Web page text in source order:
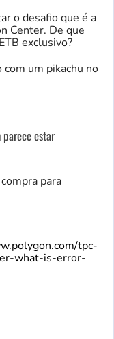
o desafio que é a
Center. De que
exclusivo?
estar
para
tpc-
what-is-error-